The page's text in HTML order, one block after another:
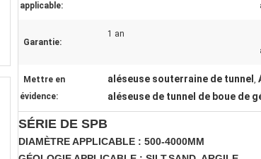
applicable:
Garantie:
1 an
Mettre en
évidence:
aléseuse souterraine de tunnel ,
aléseuse de tunnel de boue de
SÉRIE DE SPB
DIAMÈTRE APPLICABLE : 500-4000MM